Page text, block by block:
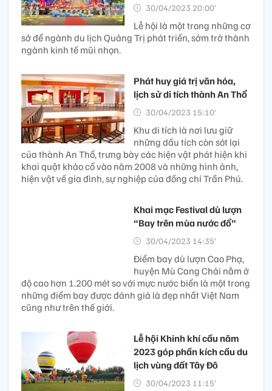
30/04/2023 20:00’
Lễ hội là một trong những cơ
sở để ngành du lịch Quảng Trị phát triển, sớm trở thành
ngành kinh tế mũi nhọn.
Phát huy giá trị văn hóa,
lịch sử di tích thành An Thổ
30/04/2023 15:10’
Khu di tích là nơi lưu giữ
những dấu tích còn sót lại
của thành An Thổ, trưng bày các hiện vật phát hiện khi
khai quật khảo cổ vào năm 2008 và những hình ảnh,
hiện vật về gia đình, sự nghiệp của đồng chí Trần Phú.
Khai mạc Festival dù lượn
“Bay trên mùa nước đổ”
30/04/2023 14:35’
Điểm bay dù lượn Cao Phạ,
huyện Mù Cang Chải nằm ở
độ cao hơn 1.200 mét so với mực nước biển là một trong
những điểm bay được đánh giá là đẹp nhất Việt Nam
cũng như trên thế giới.
Lễ hội Khinh khí cầu năm
2023 góp phần kích cầu du
lịch vùng đất Tây Đô
30/04/2023 11:15’